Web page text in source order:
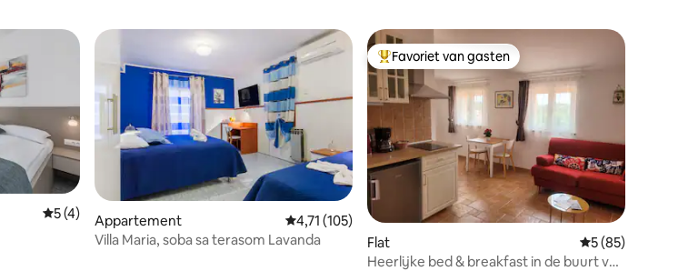
Gemiddelde beoordeling van 5 op 5, 4 recensies
5 (4)
Appartement Gemiddelde beoordeling van 4,71 op 5, 105 recensies
4,71 (105)
Villa Maria, soba sa terasom Lavanda
Topfavoriet van gasten
Favoriet van gasten
Flat Gemiddelde
5 (85)
Heerlijke bed & breakfast in de buurt van